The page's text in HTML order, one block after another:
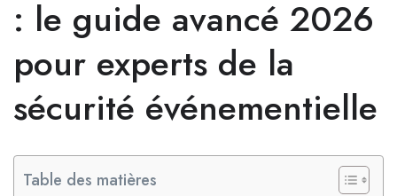
: le guide avancé 2026
pour experts de la
sécurité événementielle
Table des matières